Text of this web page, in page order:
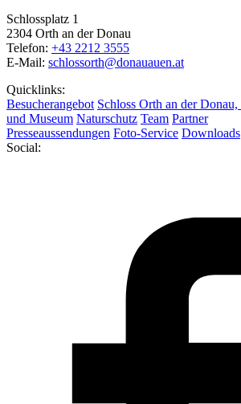
Schlossplatz 1
2304 Orth an der Donau
Telefon: +43 2212 3555
E-Mail: schlossorth@donauauen.at
Quicklinks:
Besucherangebot Schloss Orth an der
und Museum Naturschutz Team Partner
Presseaussendungen Foto-Service Downloads
Social: